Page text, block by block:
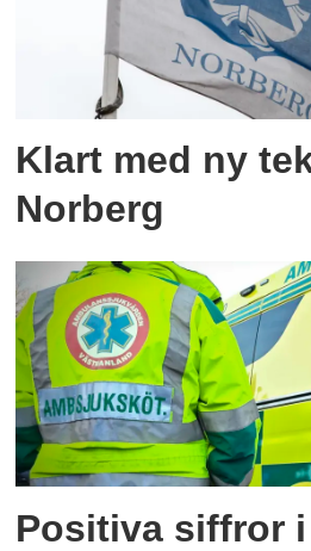
Klart med ny
Norberg
Positiva siffror